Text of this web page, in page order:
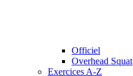
Officiel
Overhead Squat
Exercices A-Z